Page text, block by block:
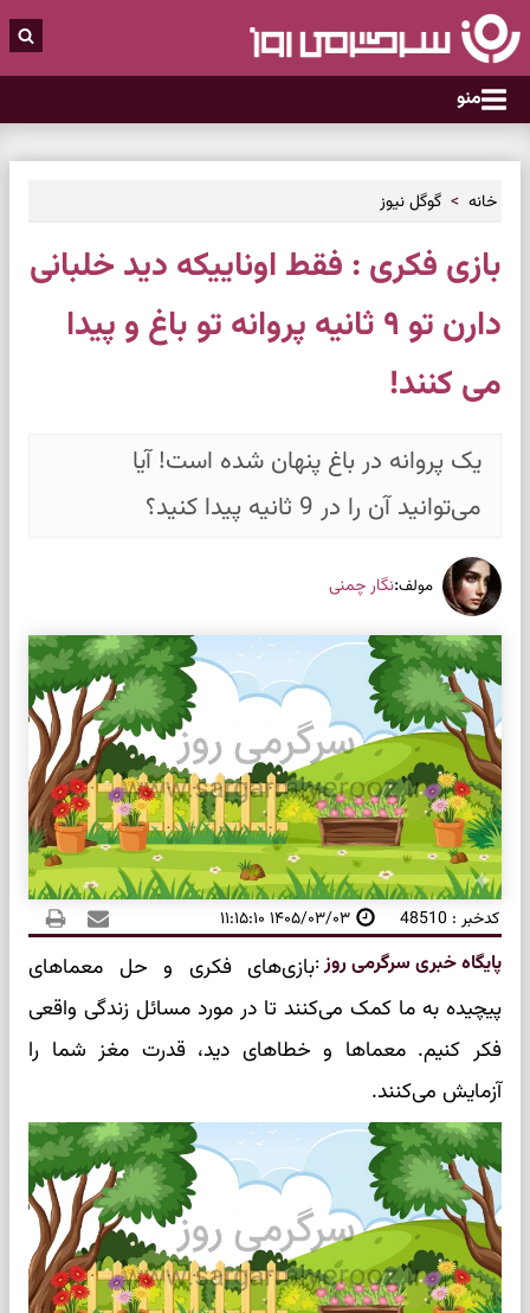
منو
خانه گوگل نیوز
بازی فکری : فقط اوناییکه دید خلبانی
دارن تو ۹ ثانیه پروانه تو باغ و پیدا
می کنند!
یک پروانه در باغ پنهان شده است! آیا
می‌توانید آن را در 9 ثانیه پیدا کنید؟
مولف:نگار چمنی
کدخبر : 48510 ۱۴۰۵/۰۳/۰۳ ۱۱:۱۵:۱۰
پایگاه خبری سرگرمی روز:بازی‌های فکری و حل معماهای
پیچیده به ما کمک می‌کنند تا در مورد مسائل زندگی واقعی
فکر کنیم. معماها و خطاهای دید، قدرت مغز شما را
آزمایش می‌کنند.